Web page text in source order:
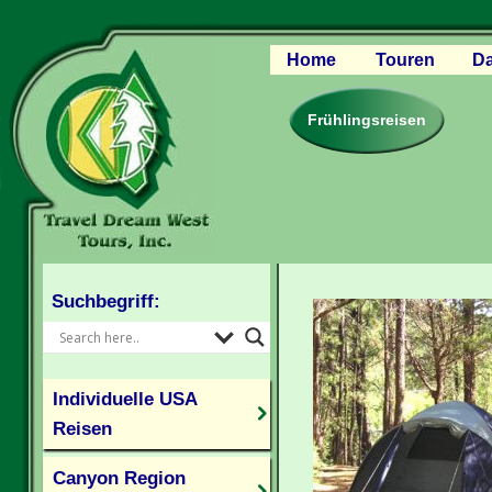
Home
Touren
Canyon Region
Rocky
Pazifischer
Frühlingsreisen
Suchbegriff:
Individuelle USA
Reisen
Canyon Region